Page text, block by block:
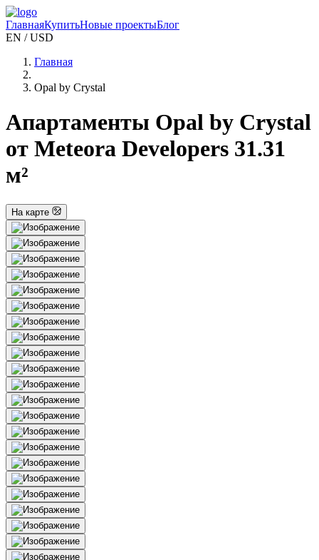
ГлавнаяКупитьНовые проектыБлог
EN / USD
Главная
Opal by Crystal
Апартаменты Opal by Crystal
от Meteora Developers 31.31
м²
На карте